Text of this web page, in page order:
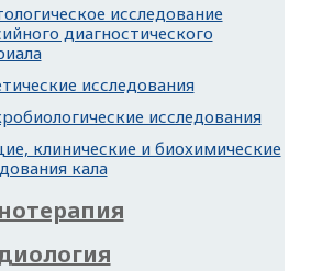
исследование
диагностического
исследования
исследования
клинические и биохимические
кала